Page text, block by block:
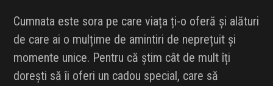
REDUCERI
CODURI REDUCERE
Cumnata este sora pe care viața ți-o oferă și alături
de care ai o mulțime de amintiri de neprețuit și
momente unice. Pentru că știm cât de mult îți
dorești să îi oferi un cadou special, care să